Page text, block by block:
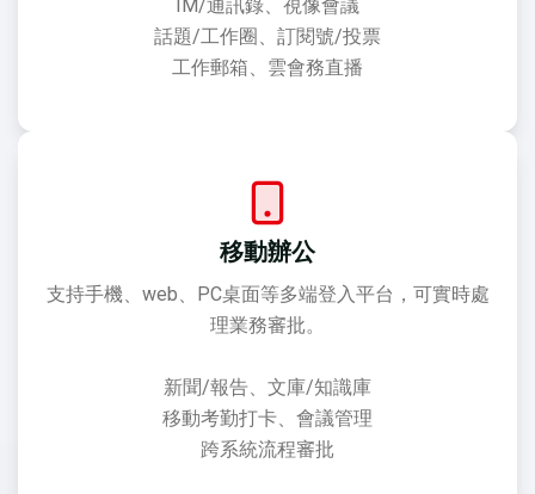
IM/通訊錄、視像會議
話題/工作圈、訂閱號/投票
工作郵箱、雲會務直播
移動辦公
支持手機、web、PC桌面等多端登入平台，可實時處
理業務審批。
新聞/報告、文庫/知識庫
移動考勤打卡、會議管理
跨系統流程審批